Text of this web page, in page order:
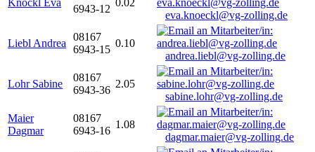
Knöckl Eva
6943-12
0.02
eva.knoeckl@vg-zolling.de
Liebl Andrea
08167
6943-15
0.10
andrea.liebl@vg-zolling.de
Lohr Sabine
08167
6943-36
2.05
sabine.lohr@vg-zolling.de
Maier
Dagmar
08167
6943-16
1.08
dagmar.maier@vg-zolling.de